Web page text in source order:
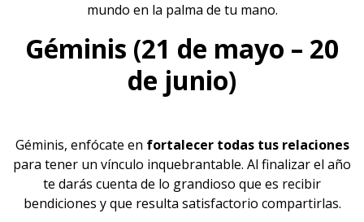
mundo en la palma de tu mano.
Géminis (21 de mayo – 20
de junio)
Géminis, enfócate en fortalecer todas tus relaciones
para tener un vínculo inquebrantable. Al finalizar el año
te darás cuenta de lo grandioso que es recibir
bendiciones y que resulta satisfactorio compartirlas.